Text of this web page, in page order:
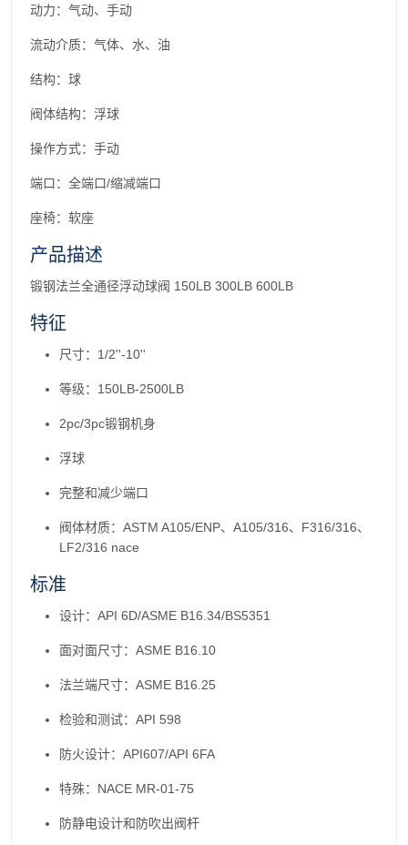
动力：气动、手动
流动介质：气体、水、油
结构：球
阀体结构：浮球
操作方式：手动
端口：全端口/缩减端口
座椅：软座
产品描述
锻钢法兰全通径浮动球阀 150LB 300LB 600LB
特征
尺寸：1/2''-10''
等级：150LB-2500LB
2pc/3pc锻钢机身
浮球
完整和减少端口
阀体材质：ASTM A105/ENP、A105/316、F316/316、
LF2/316 nace
标准
设计：API 6D/ASME B16.34/BS5351
面对面尺寸：ASME B16.10
法兰端尺寸：ASME B16.25
检验和测试：API 598
防火设计：API607/API 6FA
特殊：NACE MR-01-75
防静电设计和防吹出阀杆